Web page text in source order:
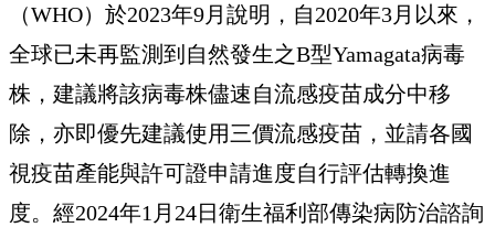
（WHO）於2023年9月說明，自2020年3月以來，
全球已未再監測到自然發生之B型Yamagata病毒
株，建議將該病毒株儘速自流感疫苗成分中移
除，亦即優先建議使用三價流感疫苗，並請各國
視疫苗產能與許可證申請進度自行評估轉換進
度。經2024年1月24日衛生福利部傳染病防治諮詢